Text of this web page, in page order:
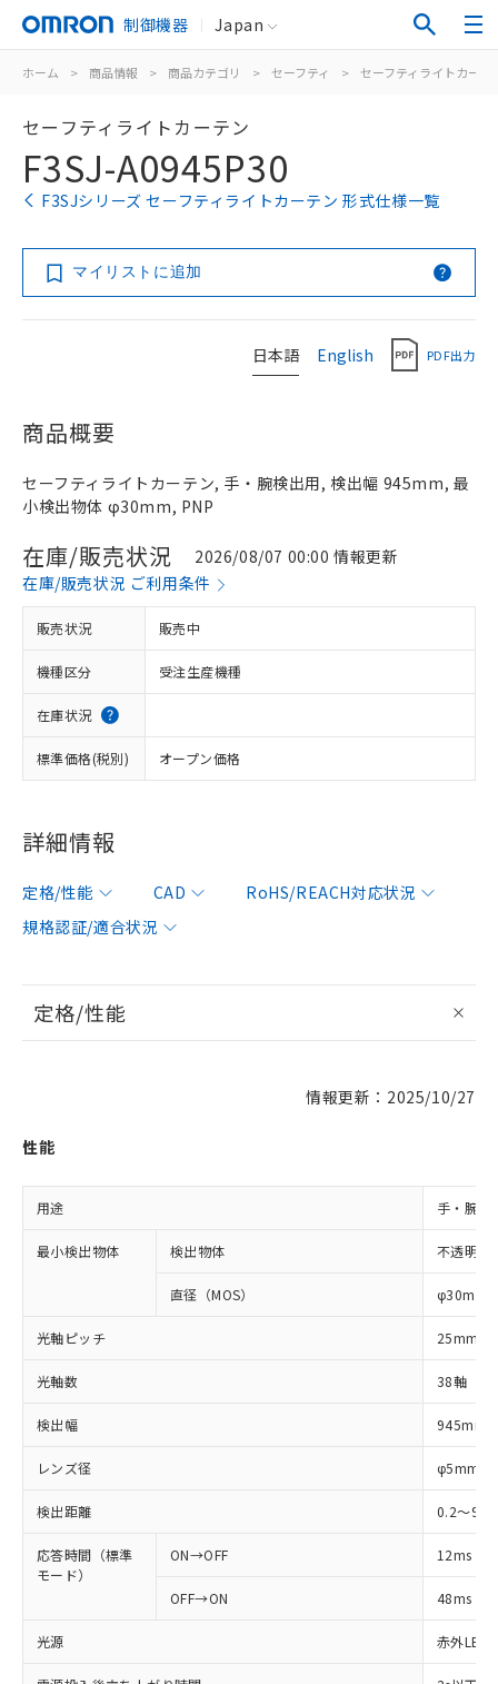
制御機器 Japan
ホーム > 商品情報 > 商品カテゴリ > セーフティ > セーフティライトカー
セーフティライトカーテン
F3SJ-A0945P30
F3SJシリーズ セーフティライトカーテン 形式仕様一覧
マイリストに追加
日本語 English PDF出力
商品概要
セーフティライトカーテン, 手・腕検出用, 検出幅 945mm, 最
小検出物体 φ30mm, PNP
在庫/販売状況
2026/08/07 00:00 情報更新
在庫/販売状況 ご利用条件
販売状況 販売中
機種区分 受注生産機種
在庫状況
標準価格(税別) オープン価格
詳細情報
定格/性能 CAD
RoHS/REACH対応状況
規格認証/適合状況
定格/性能
情報更新：2025/10/27
性能
用途 手・腕検
最小検出物体 検出物体 不透明体
直径（MOS） φ30mm
光軸ピッチ 25mm
光軸数 38軸
検出幅 945mm
レンズ径 φ5mm
検出距離 0.2～9m
応答時間（標準
モード）
ON→OFF 12ms
OFF→ON 48ms
光源 赤外LED